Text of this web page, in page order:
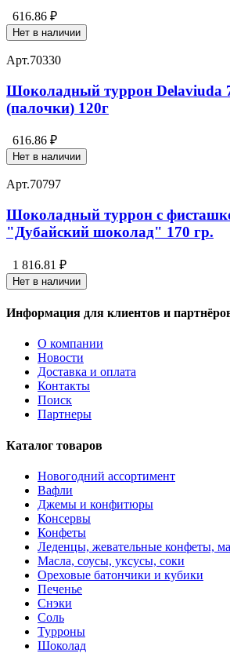
616.86 ₽
Нет в наличии
Арт.70330
Шоколадный туррон Delaviuda
(палочки) 120г
616.86 ₽
Нет в наличии
Арт.70797
Шоколадный туррон с
"Дубайский шоколад" 170 гр.
1 816.81 ₽
Нет в наличии
Информация для клиентов и
О компании
Новости
Доставка и оплата
Контакты
Поиск
Партнеры
Каталог товаров
Новогодний ассортимент
Вафли
Джемы и конфитюры
Консервы
Конфеты
Леденцы, жевательные конфеты,
Масла, соусы, уксусы, соки
Ореховые батончики и кубики
Печенье
Снэки
Соль
Турроны
Шоколад